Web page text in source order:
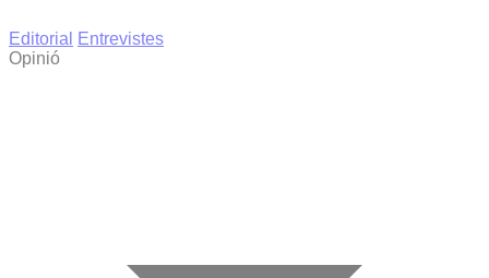
Editorial
Entrevistes
Opinió